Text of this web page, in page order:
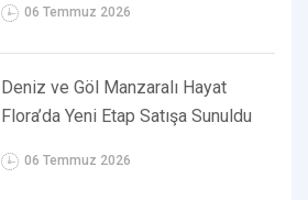
06 Temmuz 2026
Deniz ve Göl Manzaralı Hayat
Flora’da Yeni Etap Satışa Sunuldu
06 Temmuz 2026